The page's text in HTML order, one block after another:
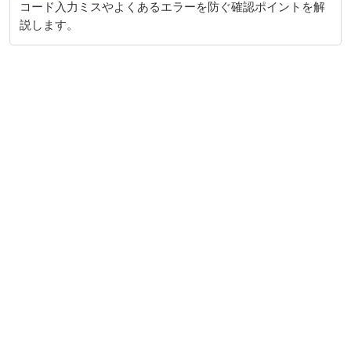
コード入力ミスやよくあるエラーを防ぐ確認ポイントを解
説します。